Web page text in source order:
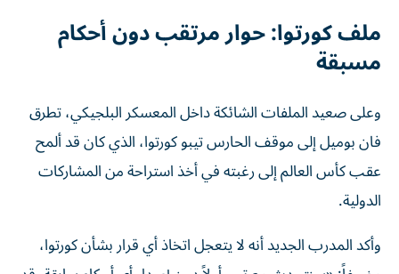
ملف كورتوا: حوار مرتقب دون أحكام
مسبقة
وعلى صعيد الملفات الشائكة داخل المعسكر البلجيكي، تطرق
فان بوميل إلى موقف الحارس تيبو كورتوا، الذي كان قد ألمح
عقب كأس العالم إلى رغبته في أخذ استراحة من المشاركات
الدولية.
وأكد المدرب الجديد أنه لا يتعجل اتخاذ أي قرار بشأن كورتوا،